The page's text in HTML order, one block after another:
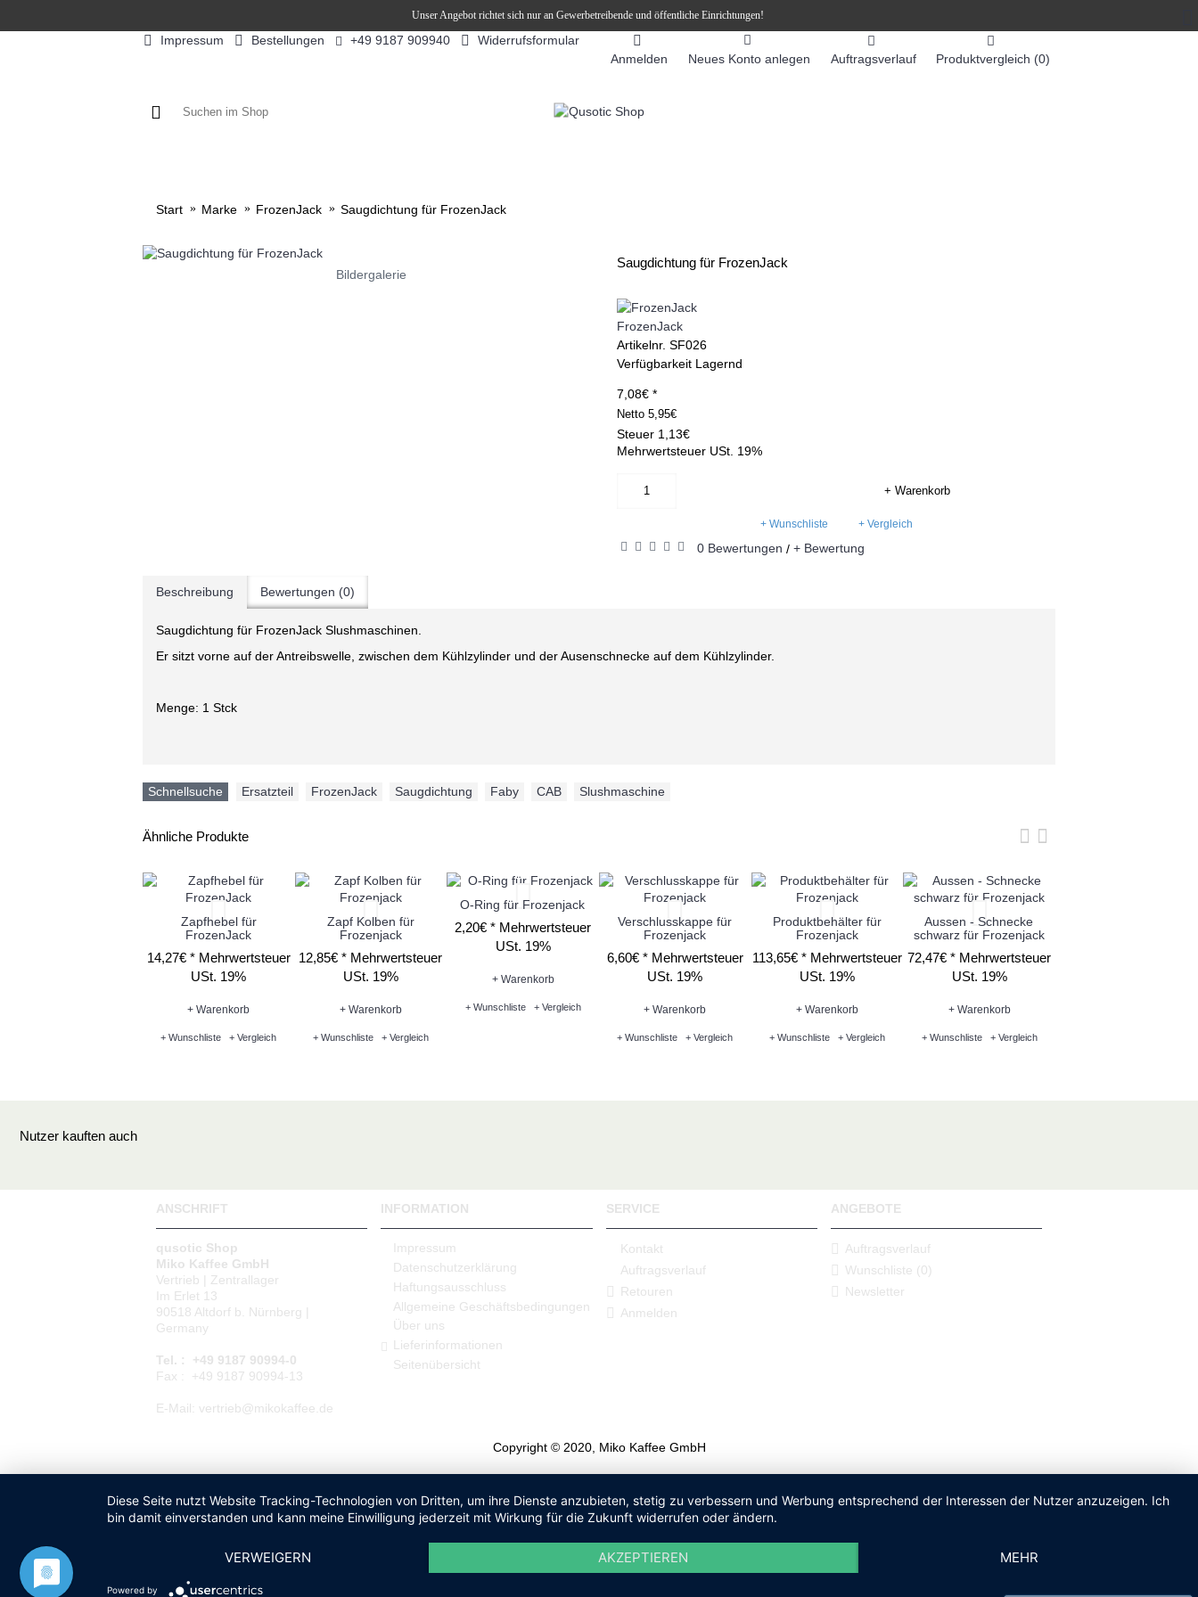
Unser Angebot richtet sich nur an Gewerbetreibende und öffentliche Einrichtungen!
Impressum Bestellungen +49 9187 909940
Widerrufsformular
Anmelden
Neues Konto anlegen Auftragsverlauf Produktvergleich (0)
Start Marke FrozenJack Saugdichtung für FrozenJack
Bildergalerie
Saugdichtung für FrozenJack
FrozenJack
Artikelnr. SF026
Verfügbarkeit Lagernd
7,08€ *
Netto 5,95€
Steuer 1,13€
Mehrwertsteuer USt. 19%
+ Warenkorb
+ Wunschliste + Vergleich
0 Bewertungen / + Bewertung
Beschreibung Bewertungen (0)
Saugdichtung für FrozenJack Slushmaschinen.
Er sitzt vorne auf der Antreibswelle, zwischen dem Kühlzylinder und der Ausenschnecke auf dem Kühlzylinder.
Menge: 1 Stck
Schnellsuche Ersatzteil FrozenJack Saugdichtung Faby CAB Slushmaschine
Ähnliche Produkte
Zapfhebel für
FrozenJack
14,27€ * Mehrwertsteuer
USt. 19%
+ Warenkorb
+ Wunschliste + Vergleich
Zapf Kolben für
Frozenjack
12,85€ * Mehrwertsteuer
USt. 19%
+ Warenkorb
+ Wunschliste + Vergleich
O-Ring für Frozenjack
2,20€ * Mehrwertsteuer
USt. 19%
+ Warenkorb
+ Wunschliste + Vergleich
Verschlusskappe für
Frozenjack
6,60€ * Mehrwertsteuer
USt. 19%
+ Warenkorb
+ Wunschliste + Vergleich
Produktbehälter für
Frozenjack
113,65€ * Mehrwertsteuer
USt. 19%
+ Warenkorb
+ Wunschliste + Vergleich
Aussen - Schnecke
schwarz für Frozenjack
72,47€ * Mehrwertsteuer
USt. 19%
+ Warenkorb
+ Wunschliste + Vergleich
Nutzer kauften auch
ANSCHRIFT
qusotic Shop
Miko Kaffee GmbH
Vertrieb | Zentrallager
Im Erlet 13
90518 Altdorf b. Nürnberg |
Germany
Tel. : +49 9187 90994-0
Fax : +49 9187 90994-13
E-Mail: vertrieb@mikokaffee.de
INFORMATION
Impressum
Datenschutzerklärung
Haftungsausschluss
Allgemeine Geschäftsbedingungen
Über uns
Lieferinformationen
Seitenübersicht
SERVICE
Kontakt
Auftragsverlauf
Retouren
Anmelden
ANGEBOTE
Auftragsverlauf
Wunschliste (0)
Newsletter
Copyright © 2020, Miko Kaffee GmbH
Diese Seite nutzt Website Tracking-Technologien von Dritten, um ihre Dienste anzubieten, stetig zu verbessern und Werbung entsprechend der Interessen der Nutzer anzuzeigen. Ich
bin damit einverstanden und kann meine Einwilligung jederzeit mit Wirkung für die Zukunft widerrufen oder ändern.
VERWEIGERN AKZEPTIEREN MEHR
Powered by